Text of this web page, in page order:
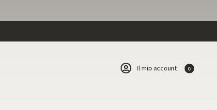
Il mio account 0